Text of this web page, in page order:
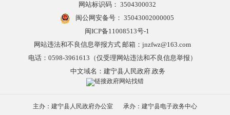
网站标识码： 3504300032
闽公网安备号： 35043002000005
闽ICP备11008513号-1
网站违法和不良信息举报方式 邮箱：jnzfwz@163.com
电话：0598-3961613（仅受理网站违法和不良信息举报）
中文域名：建宁县人民政府.政务
主办：建宁县人民政府办公室 承办：建宁县电子政务中心